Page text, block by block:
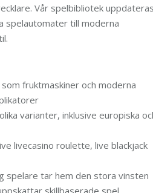
Vår spelbibliotek uppdateras
spelautomater till moderna
fruktmaskiner och moderna
varianter, inklusive europiska
livecasino roulette, live blackjack
spelare tar hem den stora vinsten
skillbaserade spel